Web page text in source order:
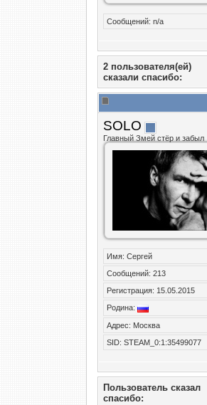
Сообщений: n/a
2 пользователя(ей)
сказали cпасибо:
SOLO
Главный Змей стёр и забыл
Имя: Сергей
Сообщений: 213
Регистрация: 15.05.2015
Родина:
Адрес: Москва
SID: STEAM_0:1:35499077
Пользователь сказал
cпасибо: